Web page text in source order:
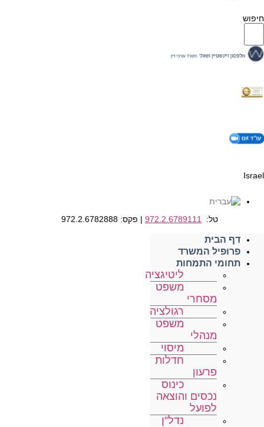
חיפוש
Israel
טל: 972.2.6789111 | פקס: 972.2.6782888
דף הבית
פרופיל המשרד
תחומי התמחות
ליטיגציה
משפט
מסחרי
רגולציה
משפט
מנהלי
מיסוי
חדלות
פרעון
כינוס
נכסים והוצאה
לפועל
נדל”ן